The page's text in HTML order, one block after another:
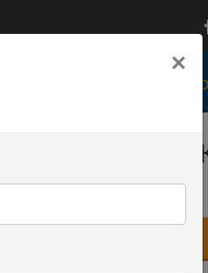
auto
1.2 Benzyna
×